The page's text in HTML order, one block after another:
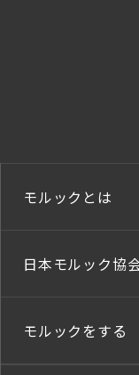
モルックとは
日本モルック協
モルックをする